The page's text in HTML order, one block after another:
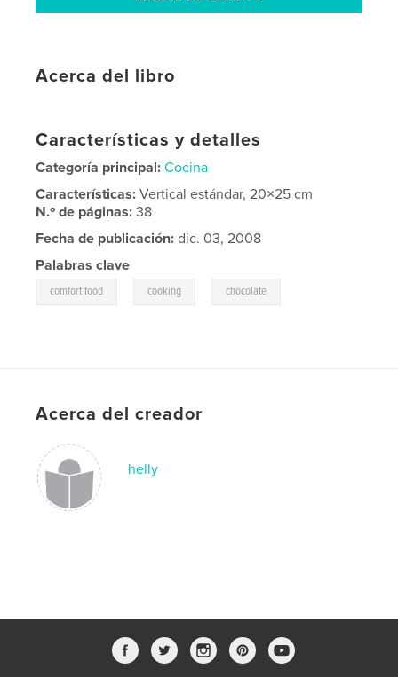
Acerca del libro
Características y detalles
Categoría principal: Cocina
Características:Vertical estándar, 20×25 cm
N.º de páginas:38
Fecha de publicación: dic. 03, 2008
Palabras clave
comfort food cooking chocolate
Acerca del creador
helly